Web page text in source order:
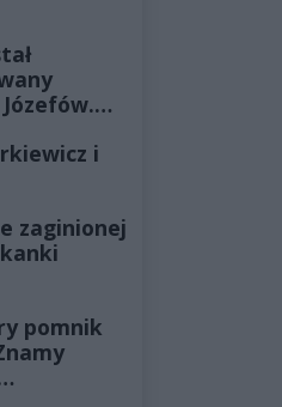
i
zaginionej
pomnik